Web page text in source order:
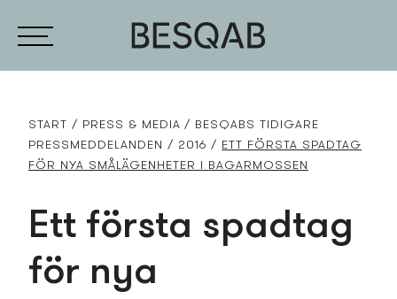
START PRESS­ & MEDIA
BESQABS TIDIGARE
PRESS­MEDDELANDEN
2016
ETT FÖRSTA SPADTAG
FÖR NYA SMÅLÄGENHETER I BAGARMOSSEN
Ett första spadtag
för nya